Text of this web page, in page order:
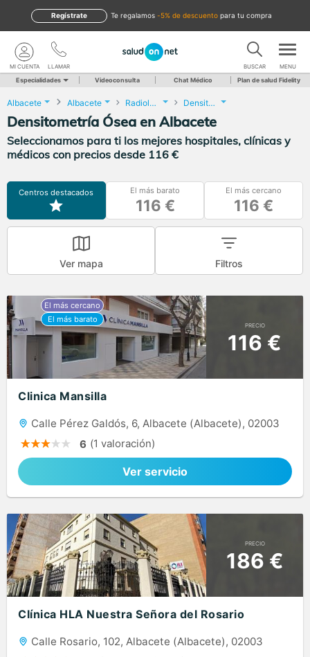
te regalamos -5% de descuento para tu compra
Regístrate
LLAMAR
MI CUENTA BUSCAR MENU
Especialidades Videoconsulta Chat Médico Plan de salud Fidelity
Albacete Albacete Radiología Densitometría Ósea
Densitometría Ósea en Albacete
Seleccionamos para ti los mejores hospitales, clínicas y
médicos con precios desde 116 €
Centros destacados El más barato
116 €
El más cercano
116 €
Ver mapa Filtros
PRECIO
116 €
Clinica Mansilla
Calle Pérez Galdós, 6, Albacete (Albacete), 02003
6 (1 valoración)
Ver servicio
PRECIO
186 €
Clínica HLA Nuestra Señora del Rosario
Calle Rosario, 102, Albacete (Albacete), 02003